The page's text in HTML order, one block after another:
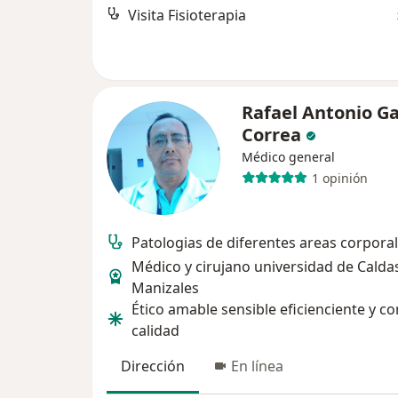
Visita Fisioterapia
Rafael Antonio
Correa
Médico general
1 opinión
Patologias de diferentes areas
Médico y cirujano universidad de
Manizales
Ético amable sensible eficienciente y
calidad
Dirección
En línea